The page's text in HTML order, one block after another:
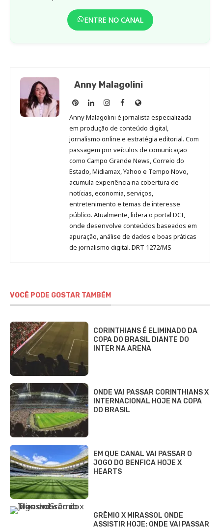
ENTRE NO CANAL
Anny Malagolini
Anny
Malagolini
no
Pinterest
Anny
Malagolini
no
LinkedIn
Anny
Malagolini
no
Instagram
Anny
Malagolini
no
Facebook
Site
de
Anny
Malagolini
Anny Malagolini é jornalista especializada
em produção de conteúdo digital,
jornalismo online e estratégia editorial. Com
passagem por veículos de comunicação
como Campo Grande News, Correio do
Estado, Midiamax, Yahoo e Tempo Novo,
acumula experiência na cobertura de
notícias, economia, serviços,
entretenimento e temas de interesse
público. Atualmente, lidera o portal DCI,
onde desenvolve conteúdos baseados em
apuração, análise de dados e boas práticas
de jornalismo digital. DRT 1272/MS
VOCÊ PODE GOSTAR TAMBÉM
CORINTHIANS É ELIMINADO DA
COPA DO BRASIL DIANTE DO
INTER NA ARENA
ONDE VAI PASSAR CORINTHIANS X
INTERNACIONAL HOJE NA COPA
DO BRASIL
EM QUE CANAL VAI PASSAR O
JOGO DO BENFICA HOJE X
HEARTS
GRÊMIO X MIRASSOL ONDE
ASSISTIR HOJE: ONDE VAI PASSAR